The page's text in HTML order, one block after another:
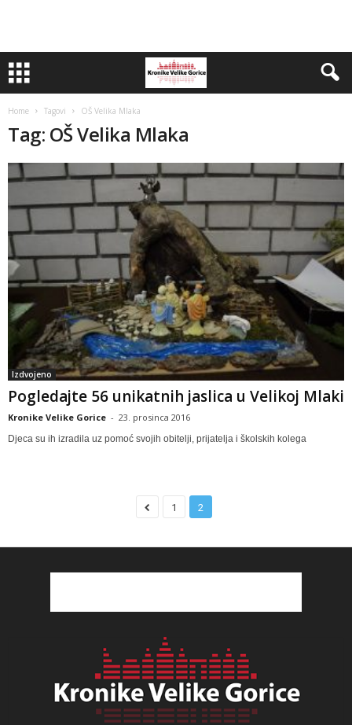
Home Tagovi OŠ Velika Mlaka
Tag: OŠ Velika Mlaka
Izdvojeno
Pogledajte 56 unikatnih jaslica u Velikoj Mlaki
Kronike Velike Gorice - 23. prosinca 2016
Djeca su ih izradila uz pomoć svojih obitelji, prijatelja i školskih kolega
1 2